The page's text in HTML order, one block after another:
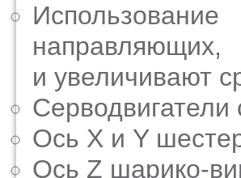
и увеличивают
Ось X и Y
Ось Z шарико-